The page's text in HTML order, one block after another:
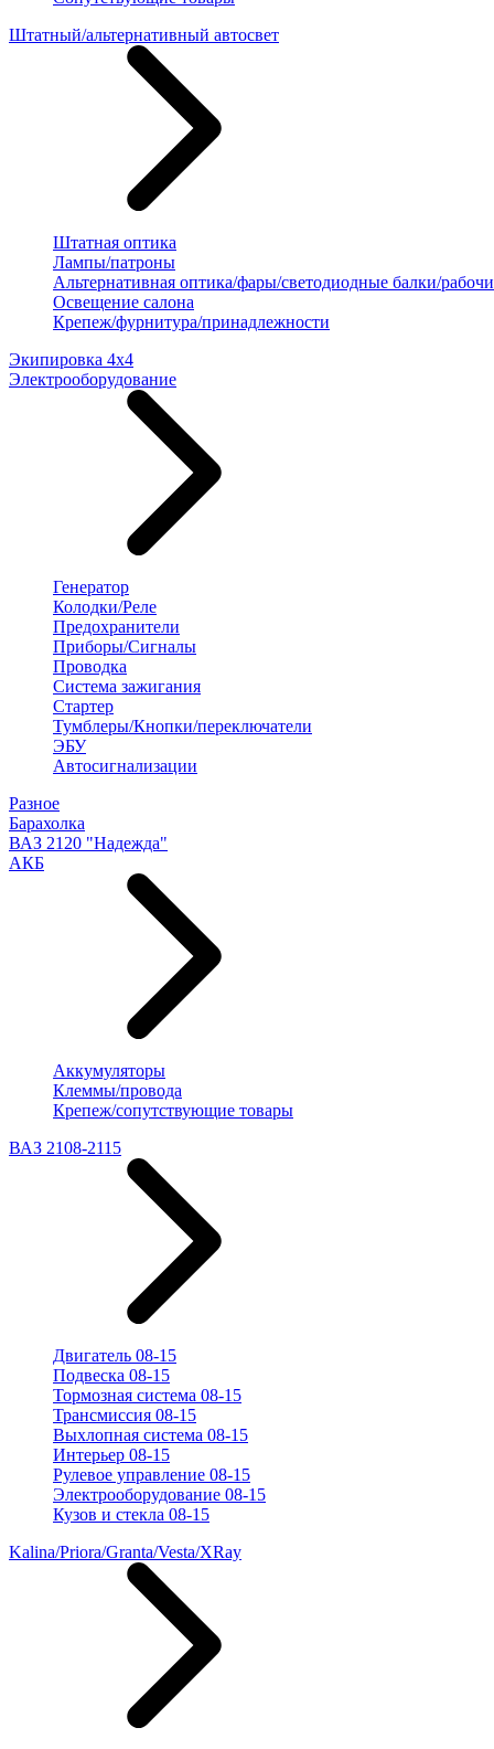
Штатный/альтернативный автосвет
Штатная оптика
Лампы/патроны
Альтернативная оптика/фары/светодиодные балки/
Освещение салона
Крепеж/фурнитура/принадлежности
Экипировка 4х4
Электрооборудование
Генератор
Колодки/Реле
Предохранители
Приборы/Сигналы
Проводка
Система зажигания
Стартер
Тумблеры/Кнопки/переключатели
ЭБУ
Автосигнализации
Разное
Барахолка
ВАЗ 2120 "Надежда"
АКБ
Аккумуляторы
Клеммы/провода
Крепеж/сопутствующие товары
ВАЗ 2108-2115
Двигатель 08-15
Подвеска 08-15
Тормозная система 08-15
Трансмиссия 08-15
Выхлопная система 08-15
Интерьер 08-15
Рулевое управление 08-15
Электрооборудование 08-15
Кузов и стекла 08-15
Kalina/Priora/Granta/Vesta/XRay